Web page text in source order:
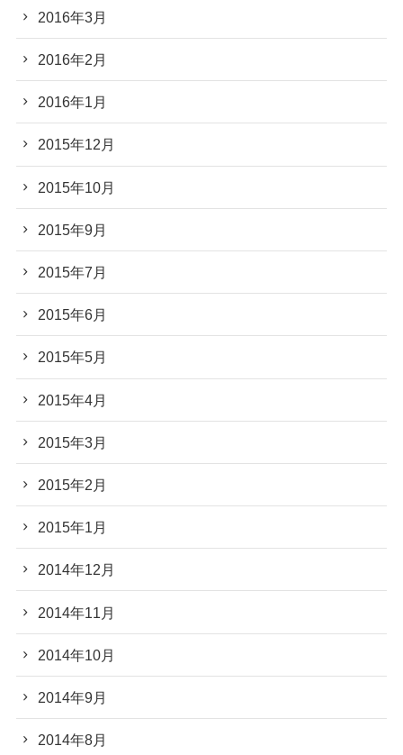
2016年3月
2016年2月
2016年1月
2015年12月
2015年10月
2015年9月
2015年7月
2015年6月
2015年5月
2015年4月
2015年3月
2015年2月
2015年1月
2014年12月
2014年11月
2014年10月
2014年9月
2014年8月